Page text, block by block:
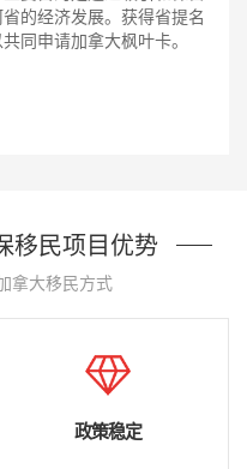
的经济发展。获得省提名
同申请加拿大枫叶卡。
移民项目优势
拿大移民方式
政策稳定